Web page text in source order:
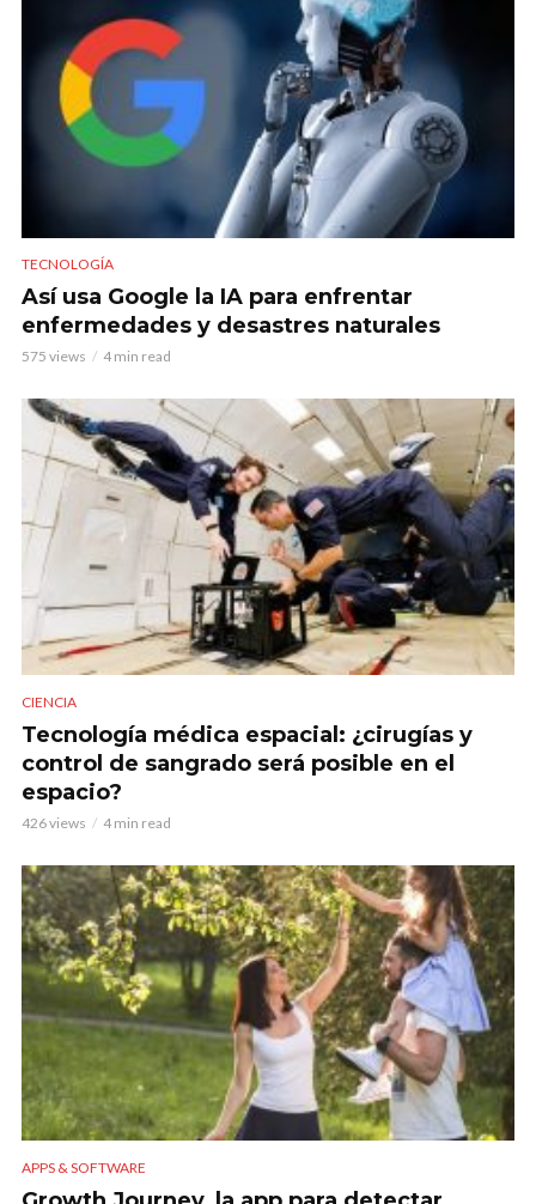
TECNOLOGÍA
Así usa Google la IA para enfrentar
enfermedades y desastres naturales
575 views 4 min read
CIENCIA
Tecnología médica espacial: ¿cirugías y
control de sangrado será posible en el
espacio?
426 views 4 min read
APPS & SOFTWARE